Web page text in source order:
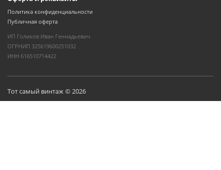
Политика конфиденциальности
Публичная оферта
ИП Голиков Иван Геннадьевич
ОГРНИП 325619600251032
ИНН 616510714422
Тот самый винтаж © 2026